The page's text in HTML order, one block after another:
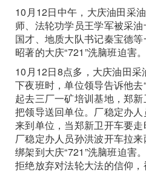
10月12日中午，大庆油田采
师、法轮功学员王学军被采
国才、地质大队书记秦宝德
昭著的大庆“721”洗脑班迫害。
10月12日8点多，大庆油田
下夜班时，单位领导告诉他去
起去三厂一矿培训基地，郑
把领导送回单位。厂稳定办
来到单位，当郑新卫开车要
厂稳定办人员孙洪波开车拉
绑架到大庆“721”洗脑班迫害
拒绝放弃对法轮大法的信仰，